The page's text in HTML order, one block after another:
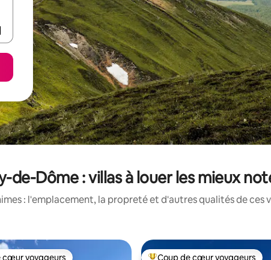
de-Dôme : villas à louer les mieux
: l'emplacement, la propreté et d'autres qualités de ces
cœur voyageurs Coup de cœur voyageurs